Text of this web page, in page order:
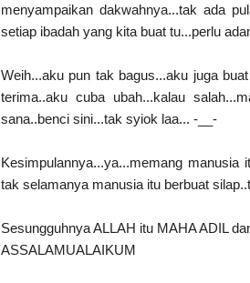
menyampaikan dakwahnya...tak ada
setiap ibadah yang kita buat tu...perlu
Weih...aku pun tak bagus...aku juga
terima..aku cuba ubah...kalau
sana..benci sini...tak syiok laa... -__-
Kesimpulannya...ya...memang
tak selamanya manusia itu berbuat
Sesungguhnya ALLAH itu MAHA ADIL
ASSALAMUALAIKUM